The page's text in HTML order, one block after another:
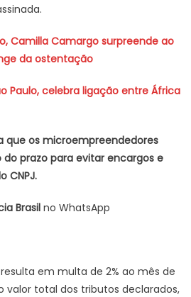
Camilla Camargo surpreende ao
da ostentação
Paulo, celebra ligação entre África
que os microempreendedores
prazo para evitar encargos e
CNPJ.
Brasilno WhatsApp
em multa de 2% ao mês de
valor total dos tributos declarados,